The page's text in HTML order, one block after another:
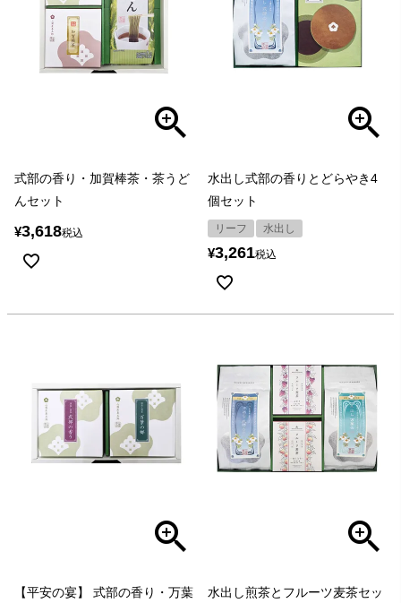
式部の香り・加賀棒茶・茶うど
んセット
¥3,618税込
水出し式部の香りとどらやき4
個セット
リーフ 水出し
¥3,261税込
【平安の宴】 式部の香り・万葉
水出し煎茶とフルーツ麦茶セッ